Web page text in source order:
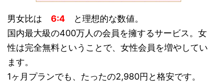
男女比は 6:4 と理想的な数値。
国内最大級の400万人の会員を擁するサービス。女
性は完全無料ということで、女性会員を増やしてい
ます。
1ヶ月プランでも、たったの2,980円と格安です。